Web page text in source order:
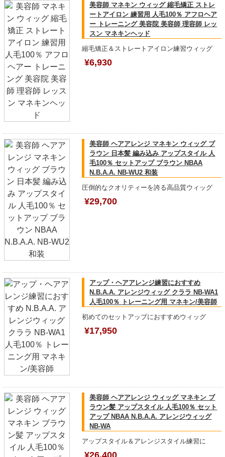
美容師 マネキン ウィッグ 縮毛矯正 ストレ
ートアイロン 練習用 人毛100％ アフロヘア
ー トレーニング 美容院 美容師 理容師 レッ
スン マネキンヘッド
縮毛矯正＆ストレートアイロン練習ウィッグ
¥6,930
美容師 ヘアアレンジ マネキン ウィッグ ブ
ラウン 日本髪 編み込み アップスタイル 人
毛100％ セットアップ ブラウン NBAA
N.B.A.A. NB-WU2 和装
圧倒的なクオリティーを誇る高品質ウィッグ
¥29,700
アップ・ヘアアレンジ練習におすすめ
N.B.A.A. アレンジウィッグ クララ NB-WA1
人毛100％ トレーニング用 マネキン/美容師
初めてのセットアップにおすすめウィッグ
¥17,950
美容師 ヘアアレンジ ウィッグ マネキン ブ
ラウン髪 アップスタイル 人毛100％ セット
アップ NBAA N.B.A.A. アレンジウィッグ
NB-WA
アップスタイル＆アレンジスタイル練習に
¥26,400